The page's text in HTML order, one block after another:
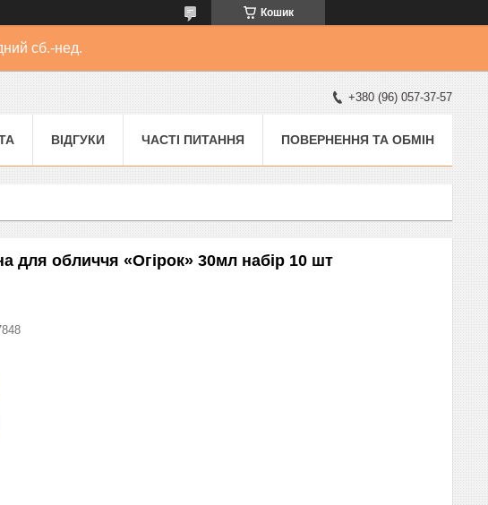
Кошик
сб.-нед.
+380 (96) 057-37-57
ВІДГУКИ ЧАСТІ ПИТАННЯ ПОВЕРНЕННЯ ТА ОБМІН
для обличчя «Огірок» 30мл набір 10 шт